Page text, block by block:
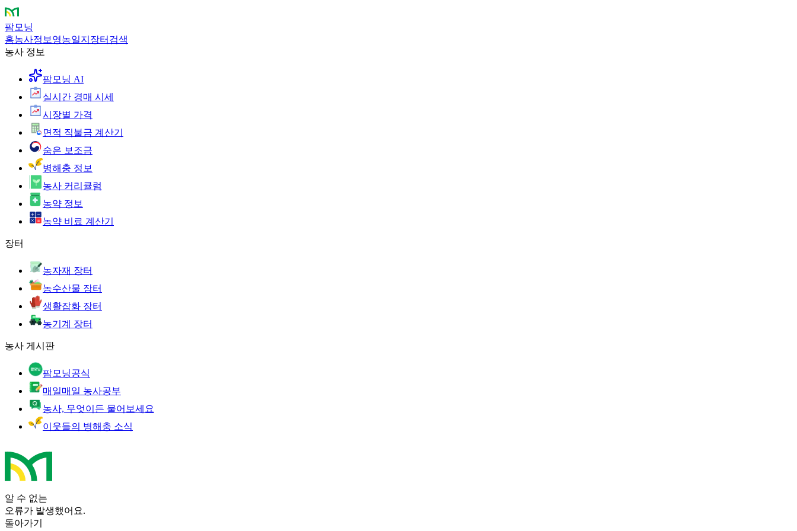
팜모닝
홈농사정보 영농일지 장터 검색
농사 정보
팜모닝 AI
실시간 경매 시세
시장별 가격
면적 직불금 계산기
숨은 보조금
병해충 정보
농사 커리큘럼
농약 정보
농약 비료 계산기
장터
농자재 장터
농수산물 장터
생활잡화 장터
농기계 장터
농사 게시판
팜모닝공식
매일매일 농사공부
농사, 무엇이든 물어보세요
이웃들의 병해충 소식
알 수 없는
오류가 발생했어요.
돌아가기